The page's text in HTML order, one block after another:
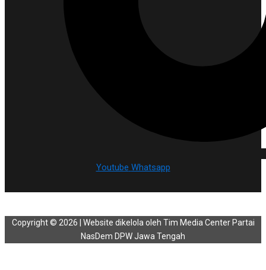
Youtube Whatsapp
Copyright © 2026 | Website dikelola oleh Tim Media Center Partai
NasDem DPW Jawa Tengah